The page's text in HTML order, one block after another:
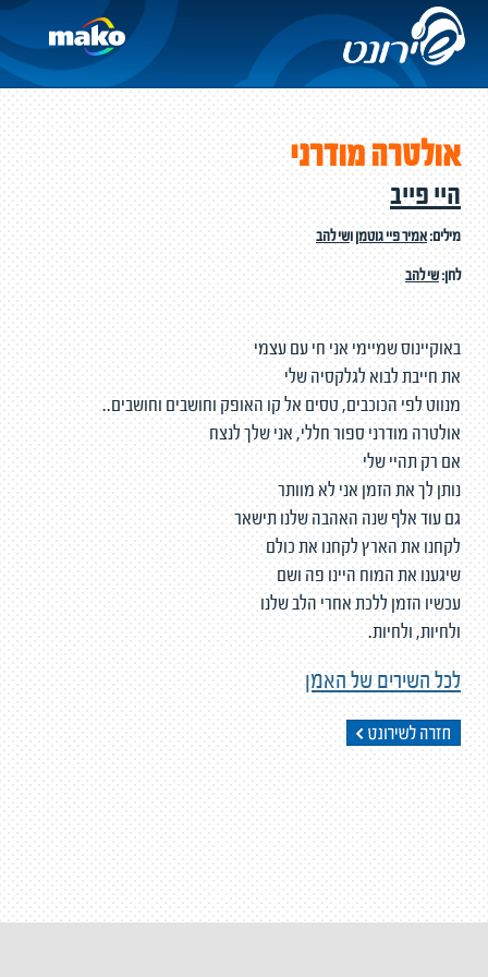
אולטרה מודרני
היי פייב
מילים:אמיר פיי גוטמןושי להב
לחן:שי להב
באוקיינוס שמיימי אני חי עם עצמי
את חייבת לבוא לגלקסיה שלי
מנווט לפי הכוכבים, טסים אל קו האופק וחושבים וחושבים..
אולטרה מודרני ספור חללי, אני שלך לנצח
אם רק תהיי שלי
נותן לך את הזמן אני לא מוותר
גם עוד אלף שנה האהבה שלנו תישאר
לקחנו את הארץ לקחנו את כולם
שיגענו את המוח היינו פה ושם
עכשיו הזמן ללכת אחרי הלב שלנו
ולחיות, ולחיות.
לכל השירים של האמן